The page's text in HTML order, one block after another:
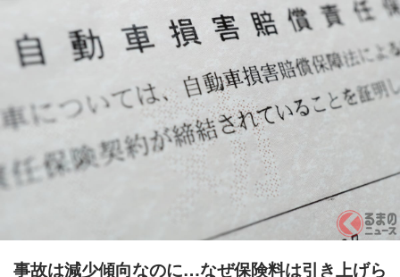
事故は減少傾向なのに…なぜ保険料は引き上げら